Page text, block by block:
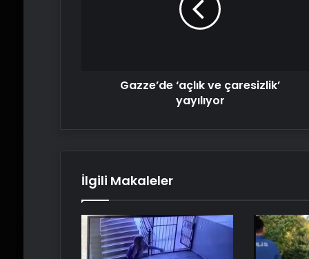
Gazze’de ‘açlık ve çaresizlik’
yayılıyor
İlgili Makaleler